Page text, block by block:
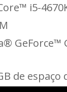
i5-
GeForce™
de espaço